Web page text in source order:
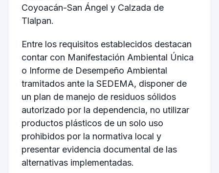
Coyoacán-San Ángel y Calzada de
Tlalpan.
Entre los requisitos establecidos destacan
contar con Manifestación Ambiental Única
o Informe de Desempeño Ambiental
tramitados ante la SEDEMA, disponer de
un plan de manejo de residuos sólidos
autorizado por la dependencia, no utilizar
productos plásticos de un solo uso
prohibidos por la normativa local y
presentar evidencia documental de las
alternativas implementadas.